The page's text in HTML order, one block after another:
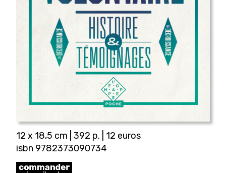
12 x 18,5 cm | 392 p. | 12 euros
isbn 9782373090734